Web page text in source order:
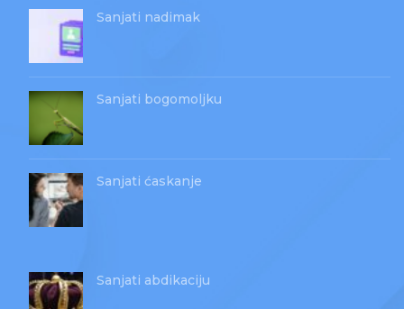
Sanjati nadimak
Sanjati bogomoljku
Sanjati ćaskanje
Sanjati abdikaciju